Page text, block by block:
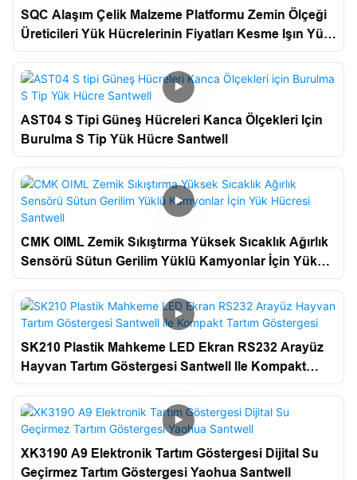
SQC Alaşım Çelik Malzeme Platformu Zemin Ölçeği
Üreticileri Yük Hücrelerinin Fiyatları Kesme Işın Yük
Hücre Santwell
AST04 S Tipi Güneş Hücreleri Kanca Ölçekleri Için
Burulma S Tip Yük Hücre Santwell
CMK OIML Zemik Sıkıştırma Yüksek Sıcaklık Ağırlık
Sensörü Sütun Gerilim Yüklü Kamyonlar İçin Yük
Hücresi Santwell
SK210 Plastik Mahkeme LED Ekran RS232 Arayüz
Hayvan Tartım Göstergesi Santwell Ile Kompakt
Tartım Göstergesi
XK3190 A9 Elektronik Tartım Göstergesi Dijital Su
Geçirmez Tartım Göstergesi Yaohua Santwell